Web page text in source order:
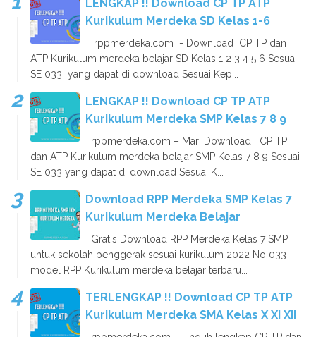
LENGKAP !! Download CP TP ATP
Kurikulum Merdeka SD Kelas 1-6
rppmerdeka.com - Download CP TP dan
ATP Kurikulum merdeka belajar SD Kelas 1 2 3 4 5 6 Sesuai
SE 033 yang dapat di download Sesuai Kep...
LENGKAP !! Download CP TP ATP
Kurikulum Merdeka SMP Kelas 7 8 9
rppmerdeka.com – Mari Download CP TP
dan ATP Kurikulum merdeka belajar SMP Kelas 7 8 9 Sesuai
SE 033 yang dapat di download Sesuai K...
Download RPP Merdeka SMP Kelas 7
Kurikulum Merdeka Belajar
Gratis Download RPP Merdeka Kelas 7 SMP
untuk sekolah penggerak sesuai kurikulum 2022 No 033
model RPP Kurikulum merdeka belajar terbaru...
TERLENGKAP !! Download CP TP ATP
Kurikulum Merdeka SMA Kelas X XI XII